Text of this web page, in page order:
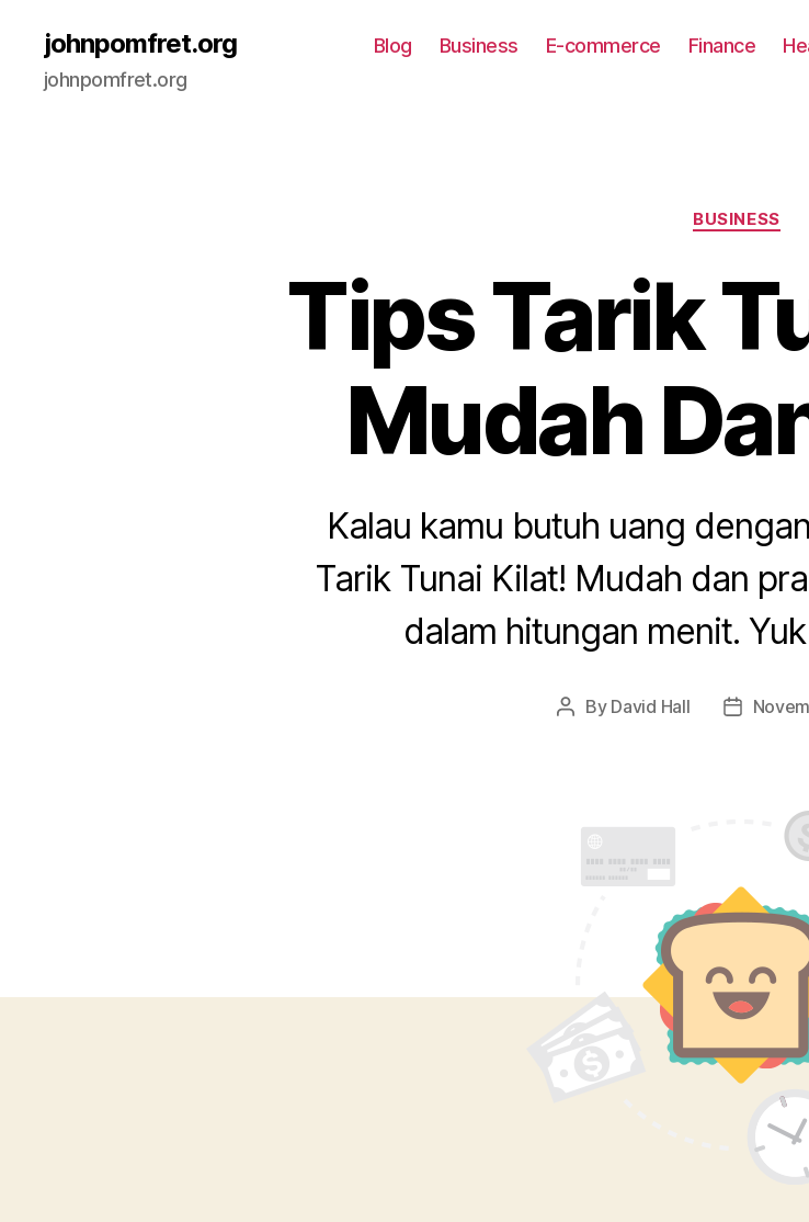
johnpomfret.org
johnpomfret.org
Blog Business E-commerce Finance
BUSINESS
Tips Tarik
Mudah
Kalau kamu butuh uang
Tarik Tunai Kilat! Mudah dan
dalam hitungan menit.
Post
By David Hall
Post